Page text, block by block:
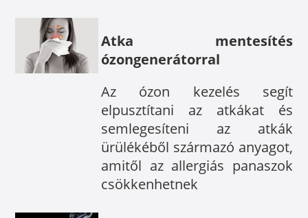
Atka mentesítés
ózongenerátorral
Az ózon kezelés segít
elpusztítani az atkákat és
semlegesíteni az atkák
ürülékéből származó anyagot,
amitől az allergiás panaszok
csökkenhetnek